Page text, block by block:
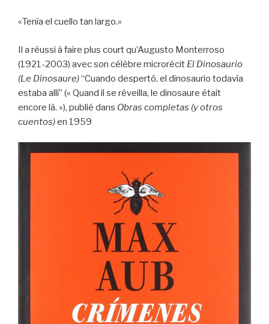
«Tenía el cuello tan largo.»
Il a réussi à faire plus court qu’Augusto Monterroso
(1921-2003) avec son célèbre microrécit El Dinosaurio
(Le Dinosaure)“Cuando despertó, el dinosaurio todavía
estaba allí” (« Quand il se réveilla, le dinosaure était
encore là. »), publié dans Obras completas (y otros
cuentos)en 1959